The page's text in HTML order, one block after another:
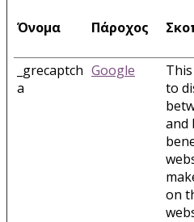
Όνομα Πάροχος
_grecaptch
a
Google
to
and
on